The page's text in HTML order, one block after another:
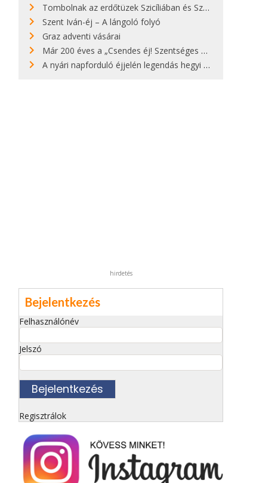
Tombolnak az erdőtüzek Szicíliában és Szardínián
Szent Iván-éj – A lángoló folyó
Graz adventi vásárai
Már 200 éves a „Csendes éj! Szentséges éj!”
A nyári napforduló éjjelén legendás hegyi tüzek világítják meg Zugspitzét
hirdetés
Bejelentkezés
Felhasználónév
Jelszó
Regisztrálok